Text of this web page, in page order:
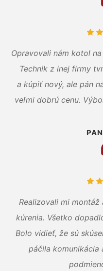
Opravovali nám kotol
Technik z inej firmy
a kúpiť nový, ale pán
veľmi dobrú cenu.
Realizovali mi
kúrenia. Všetko
Bolo vidieť, že sú
páčila komunikácia